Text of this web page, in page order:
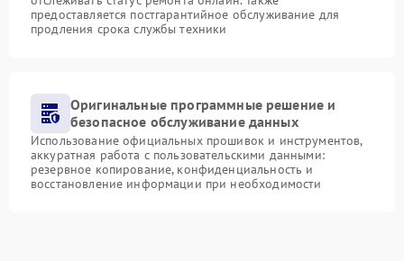
предоставляется постгарантийное обслуживание для
продления срока службы техники
Оригинальные программные решение и
безопасное обслуживание данных
Использование официальных прошивок и инструментов,
аккуратная работа с пользовательскими данными:
резервное копирование, конфиденциальность и
восстановление информации при необходимости